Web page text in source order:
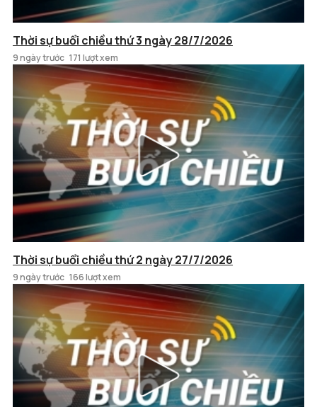
Thời sự buổi chiều thứ 3 ngày 28/7/2026
9 ngày trước 171 lượt xem
Thời sự buổi chiều thứ 2 ngày 27/7/2026
9 ngày trước 166 lượt xem